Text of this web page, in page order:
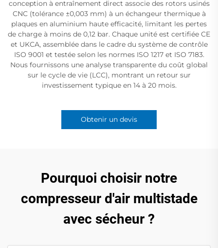
conception à entraînement direct associe des rotors usinés
CNC (tolérance ±0,003 mm) à un échangeur thermique à
plaques en aluminium haute efficacité, limitant les pertes
de charge à moins de 0,12 bar. Chaque unité est certifiée CE
et UKCA, assemblée dans le cadre du système de contrôle
ISO 9001 et testée selon les normes ISO 1217 et ISO 7183.
Nous fournissons une analyse transparente du coût global
sur le cycle de vie (LCC), montrant un retour sur
investissement typique en 14 à 20 mois.
Obtenir un devis
Pourquoi choisir notre
compresseur d'air multistade
avec sécheur ?